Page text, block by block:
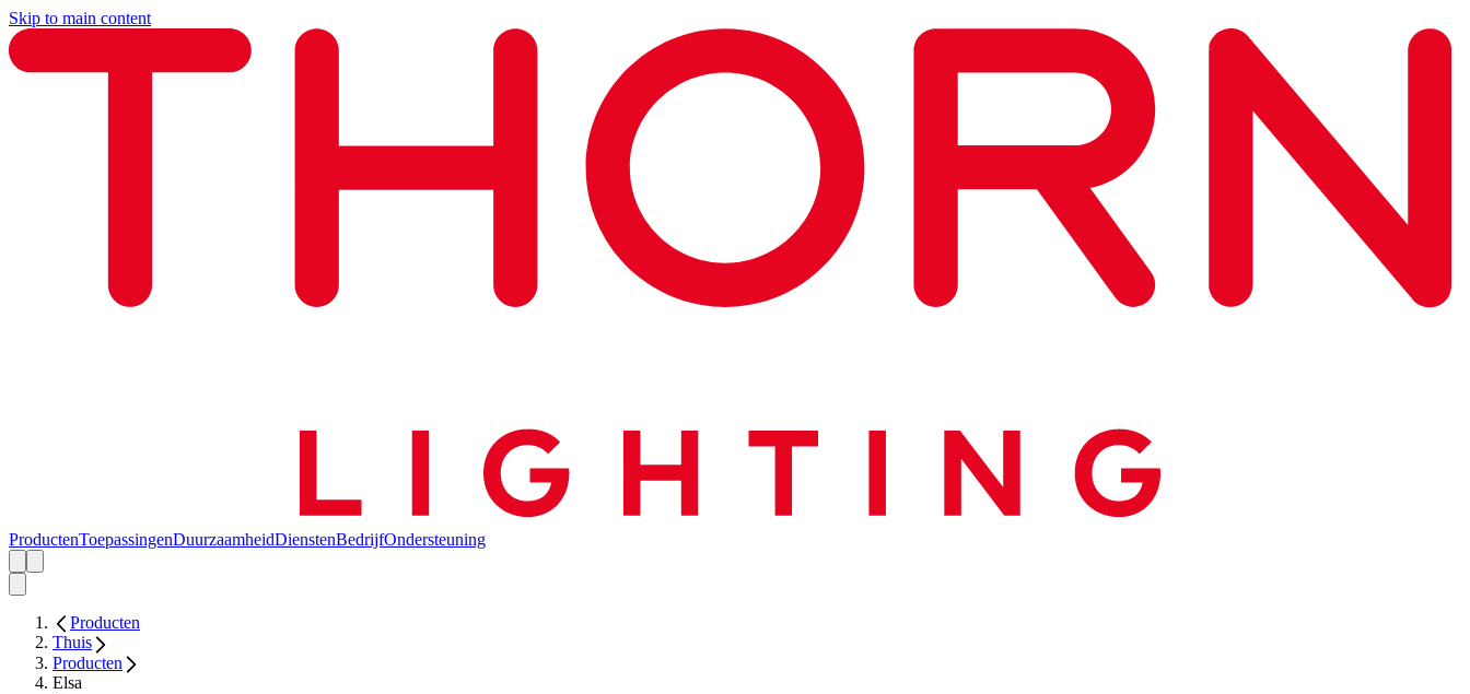
Skip to main content
ProductenToepassingenDuurzaamheidDienstenBedrijfOndersteuning
Producten
Thuis
Producten
Elsa